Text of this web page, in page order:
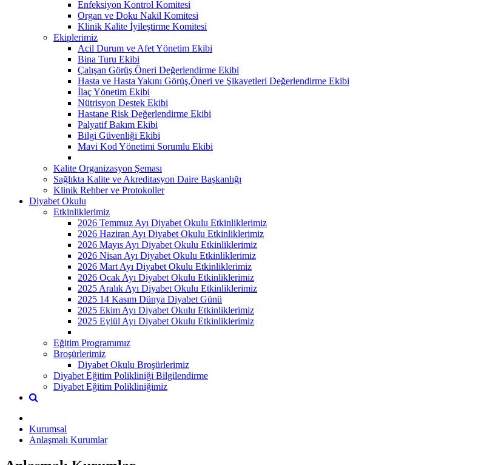
Enfeksiyon Kontrol Komitesi
Organ ve Doku Nakil Komitesi
Klinik Kalite İyileştirme Komitesi
Ekiplerimiz
Acil Durum ve Afet Yönetim Ekibi
Bina Turu Ekibi
Çalışan Görüş Öneri Değerlendirme Ekibi
Hasta ve Hasta Yakını Görüş,Öneri ve Şikayetleri Değerlendirme Ekibi
İlaç Yönetim Ekibi
Nütrisyon Destek Ekibi
Hastane Risk Değerlendirme Ekibi
Palyatif Bakım Ekibi
Bilgi Güvenliği Ekibi
Mavi Kod Yönetimi Sorumlu Ekibi
Kalite Organizasyon Şeması
Sağlıkta Kalite ve Akreditasyon Daire Başkanlığı
Klinik Rehber ve Protokoller
Diyabet Okulu
Etkinliklerimiz
2026 Temmuz Ayı Diyabet Okulu Etkinliklerimiz
2026 Haziran Ayı Diyabet Okulu Etkinliklerimiz
2026 Mayıs Ayı Diyabet Okulu Etkinliklerimiz
2026 Nisan Ayı Diyabet Okulu Etkinliklerimiz
2026 Mart Ayı Diyabet Okulu Etkinliklerimiz
2026 Ocak Ayı Diyabet Okulu Etkinliklerimiz
2025 Aralık Ayı Diyabet Okulu Etkinliklerimiz
2025 14 Kasım Dünya Diyabet Günü
2025 Ekim Ayı Diyabet Okulu Etkinliklerimiz
2025 Eylül Ayı Diyabet Okulu Etkinliklerimiz
Eğitim Programımız
Broşürlerimiz
Diyabet Okulu Broşürlerimiz
Diyabet Eğitim Polikliniği Bilgilendirme
Diyabet Eğitim Polikliniğimiz
Kurumsal
Anlaşmalı Kurumlar